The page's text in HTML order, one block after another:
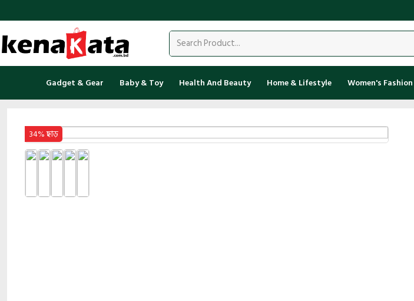
Gadget & Gear Baby & Toy Health And Beauty Home & Lifestyle Women's Fashion
34% ছাড়